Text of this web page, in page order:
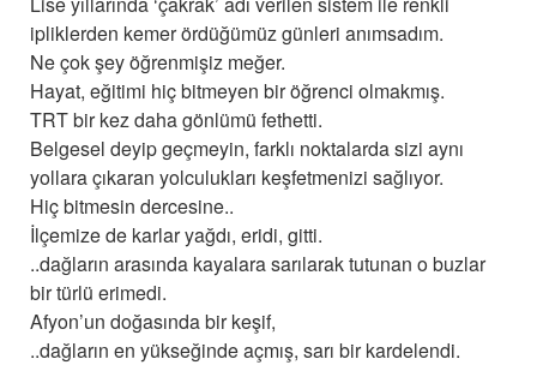
ipliklerden kemer ördüğümüz günleri anımsadım.
Ne çok şey öğrenmişiz meğer.
Hayat, eğitimi hiç bitmeyen bir öğrenci olmakmış.
TRT bir kez daha gönlümü fethetti.
Belgesel deyip geçmeyin, farklı noktalarda sizi aynı
yollara çıkaran yolculukları keşfetmenizi sağlıyor.
Hiç bitmesin dercesine..
İlçemize de karlar yağdı, eridi, gitti.
..dağların arasında kayalara sarılarak tutunan o buzlar
bir türlü erimedi.
Afyon’un doğasında bir keşif,
..dağların en yükseğinde açmış, sarı bir kardelendi.